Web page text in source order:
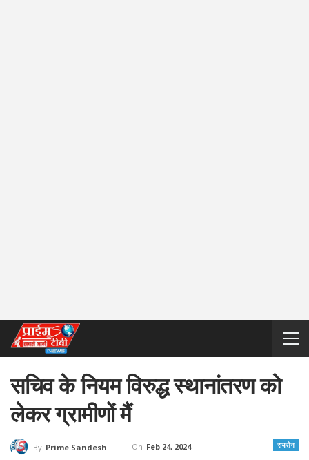
सचिव के नियम विरुद्ध स्थानांतरण को
लेकर ग्रामीणों मैं
रायसेन
By Prime Sandesh On Feb 24, 2024